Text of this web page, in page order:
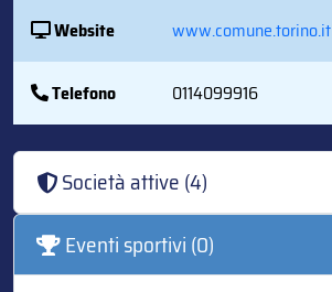
Website www.comune.torino.it
Telefono 0114099916
Società attive (4)
Eventi sportivi (0)